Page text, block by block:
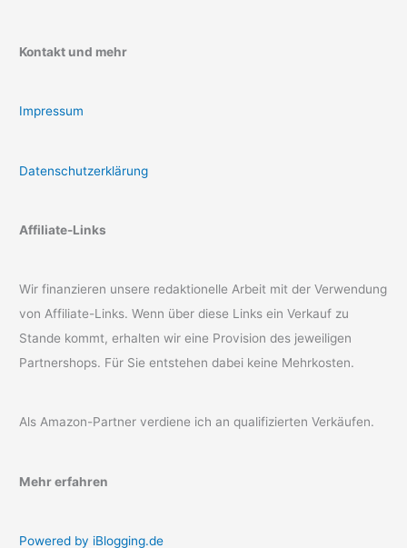
Kontakt und mehr
Impressum
Datenschutzerklärung
Affiliate-Links
Wir finanzieren unsere redaktionelle Arbeit mit der Verwendung
von Affiliate-Links. Wenn über diese Links ein Verkauf zu
Stande kommt, erhalten wir eine Provision des jeweiligen
Partnershops. Für Sie entstehen dabei keine Mehrkosten.
Als Amazon-Partner verdiene ich an qualifizierten Verkäufen.
Mehr erfahren
Powered by iBlogging.de